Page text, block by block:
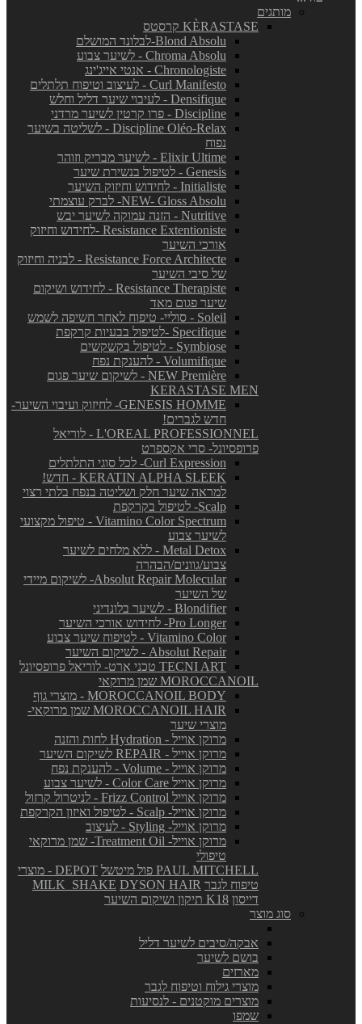
מותגים
KÈRASTASE קרסטס
Blond Absolu-לבלונד המושלם
Chroma Absolu - לשיער צבוע
Chronologiste - אנטי אייג'ינג
Curl Manifesto - לעיצוב וטיפוח תלתלים
Densifique - לעיבוי שיער דליל וחלש
Discipline - פרו קרטין לשיער מרדני
Discipline Oléo-Relax - לשליטה בשיער
נפוח
Elixir Ultime - לשיער מבריק וזוהר
Genesis - לטיפול בנשירת שיער
Initialiste - לחידוש וחיזוק השיער
NEW- Gloss Absolu- לברק עוצמתי
Nutritive - הזנה עמוקה לשיער יבש
Resistance Extentioniste -לחידוש וחיזוק
אורכי השיער
Resistance Force Architecte - לבניה וחיזוק
של סיבי השיער
Resistance Therapiste - לחידוש ושיקום
שיער פגום מאד
Soleil - סוליי- טיפוח לאחר חשיפה לשמש
Specifique -לטיפול בבעיות קרקפת
Symbiose - לטיפול בקשקשים
Volumifique - להענקת נפח
NEW Première - לשיקום שיער פגום
KERASTASE MEN
GENESIS HOMME- לחיזוק ועיבוי השיער-
חדש לגברים!
L'OREAL PROFESSIONNEL - לוריאל
פרופסיונל- סרי אקספרט
Curl Expression- לכל סוגי התלתלים
KERATIN ALPHA SLEEK - חדש!
למראה שיער חלק ושליטה בנפח בלתי רצוי
Scalp- לטיפול בקרקפת
Vitamino Color Spectrum - טיפול מקצועי
לשיער צבוע
Metal Detox - ללא מלחים לשיער
צבוע/גוונים/הבהרה
Absolut Repair Molecular- לשיקום מיידי
של השיער
Blondifier - לשיער בלונדיני
Pro Longer- לחידוש אורכי השיער
Vitamino Color - לטיפוח שיער צבוע
Absolut Repair - לשיקום השיער
TECNI ART טכני ארט- לוריאל פרופסיונל
MOROCCANOIL שמן מרוקאי
MOROCCANOIL BODY - מוצרי גוף
MOROCCANOIL HAIR שמן מרוקאי-
מוצרי שיער
מרוקן אוייל - Hydration לחות והזנה
מרוקן אוייל - REPAIR לשיקום השיער
מרוקן אוייל - Volume - להענקת נפח
מרוקן אוייל Color Care - לשיער צבוע
מרוקן אוייל Frizz Control - לניטרול קרזול
מרוקן אוייל- Scalp - לטיפול ואיזון הקרקפת
מרוקן אוייל- Styling - לעיצוב
מרוקן אוייל- Treatment Oil- שמן מרוקאי
טיפולי
PAUL MITCHELL פול מיטשל
DEPOT - מוצרי
טיפוח לגבר
MILK_SHAKE DYSON HAIR
דייסון K18 תיקון ושיקום השיער
סוג מוצר
אבקה/סיבים לשיער דליל
בושם לשיער
מארזים
מוצרי גילוח וטיפוח לגבר
מוצרים מוקטנים - לנסיעות
שמפו